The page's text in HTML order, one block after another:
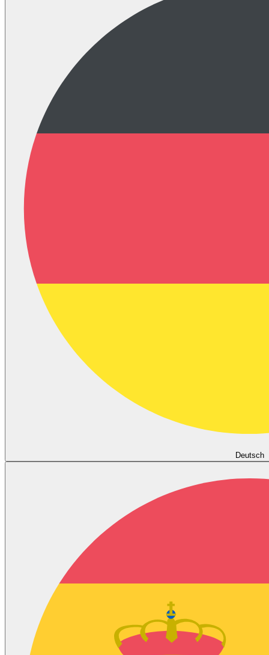
Deutsch